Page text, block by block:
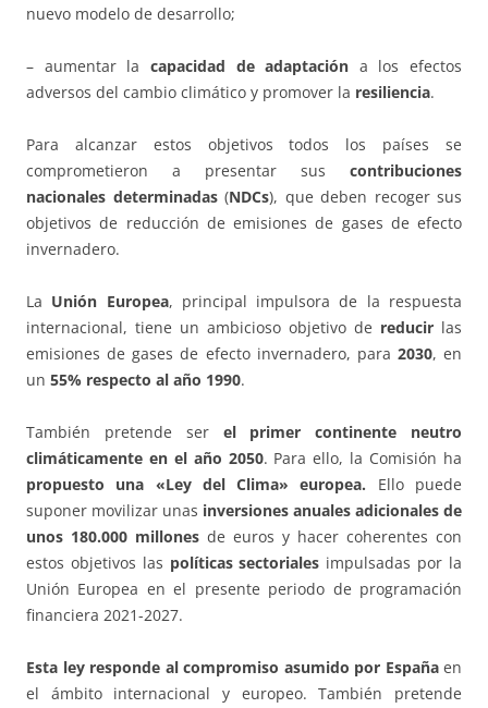
nuevo modelo de desarrollo;
– aumentar la capacidad de adaptación a los efectos
adversos del cambio climático y promover la resiliencia.
Para alcanzar estos objetivos todos los países se
comprometieron a presentar sus contribuciones
nacionales determinadas(NDCs), que deben recoger sus
objetivos de reducción de emisiones de gases de efecto
invernadero.
La Unión Europea, principal impulsora de la respuesta
internacional, tiene un ambicioso objetivo de reducir las
emisiones de gases de efecto invernadero, para 2030, en
un 55% respecto al año 1990.
También pretende ser el primer continente neutro
climáticamente en el año 2050. Para ello, la Comisión ha
propuesto una «Ley del Clima» europea. Ello puede
suponer movilizar unas inversiones anuales adicionales de
unos 180.000 millones de euros y hacer coherentes con
estos objetivos las políticas sectoriales impulsadas por la
Unión Europea en el presente periodo de programación
financiera 2021-2027.
Esta ley responde al compromiso asumido por Españaen
el ámbito internacional y europeo. También pretende